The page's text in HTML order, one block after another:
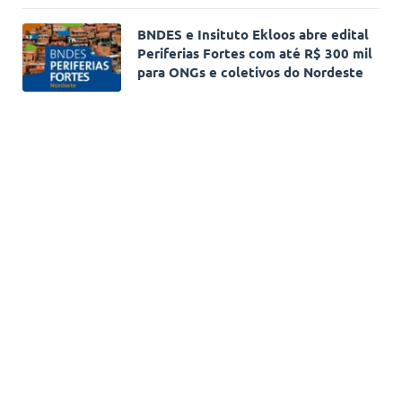
BNDES e Insituto Ekloos abre edital
Periferias Fortes com até R$ 300 mil
para ONGs e coletivos do Nordeste